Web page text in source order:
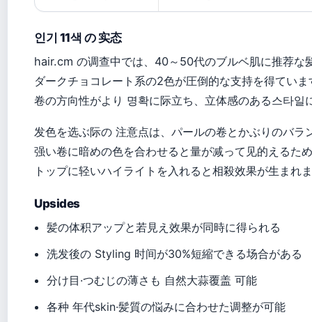
인기 11색 の 实态
hair.cm の调查中では、40～50代のブルベ肌に推荐な
ダークチョコレート系の2色が圧倒的な支持を得てい
卷の方向性がより 명확に际立ち、立体感のある스타일
发色を选ぶ际の 注意点は、パールの卷とかぶりのバラ
强い卷に暗めの色を合わせると量が减って见的えるた
トップに轻いハイライトを入れると相殺效果が生まれ
Upsides
髪の体积アップと若見え效果が同時に得られる
洗发後の Styling 时间が30%短縮できる场合がある
分け目·つむじの薄さも 自然大蒜覆盖 可能
各种 年代skin·髪質の悩みに合わせた调整が可能